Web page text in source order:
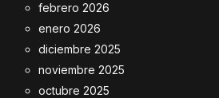
febrero 2026
enero 2026
diciembre 2025
noviembre 2025
octubre 2025